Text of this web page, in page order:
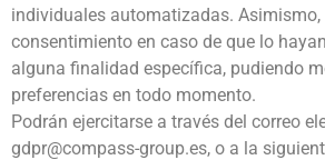
individuales automatizadas. Asimismo,
consentimiento en caso de que lo
alguna finalidad específica, pudiendo
preferencias en todo momento.
Podrán ejercitarse a través del correo
gdpr@compass-group.es, o a la